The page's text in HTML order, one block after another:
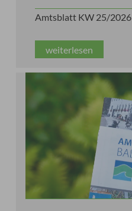
Amtsblatt KW 25/2026
weiterlesen